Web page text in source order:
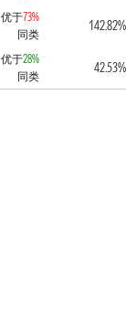
优于73%
同类
142.82%
优于28%
同类
42.53%